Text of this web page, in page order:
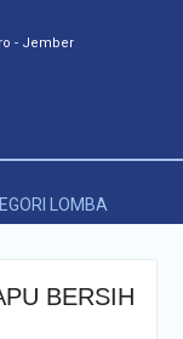
- Jember
LOMBA
BERSIH